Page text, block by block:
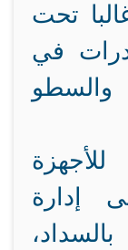
تحت
في
والسطو
إدارة